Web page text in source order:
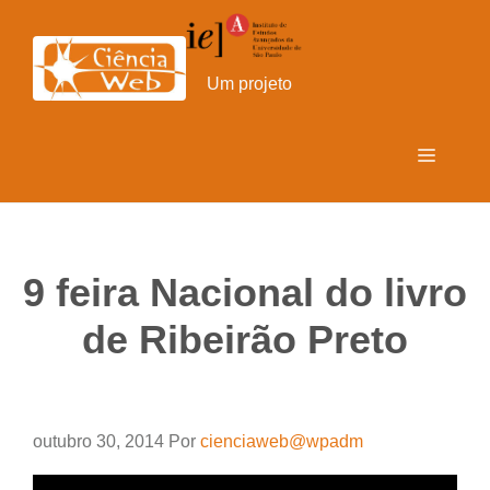
para
conteúdo
Um projeto
Menu
9 feira Nacional do livro
de Ribeirão Preto
outubro 30, 2014 Por cienciaweb@wpadm